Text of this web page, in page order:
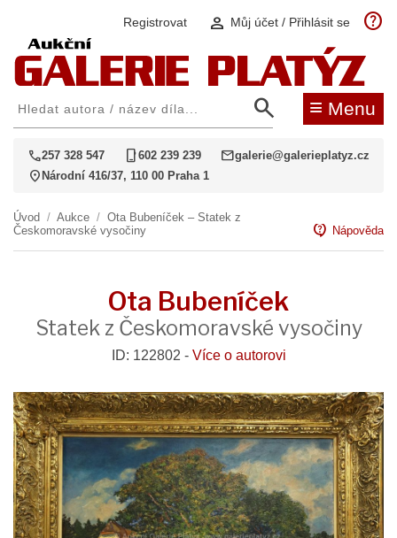
Registrovat person Můj účet / Přihlásit se help
search ≡ Menu
call257 328 547 phone_iphone602 239 239 mailgalerie@galerieplatyz.cz
location_on Národní 416/37, 110 00 Praha 1
Úvod / Aukce / Ota Bubeníček – Statek z
Českomoravské vysočiny
contact_support Nápověda
Ota Bubeníček
Statek z Českomoravské vysočiny
ID: 122802 - Více o autorovi